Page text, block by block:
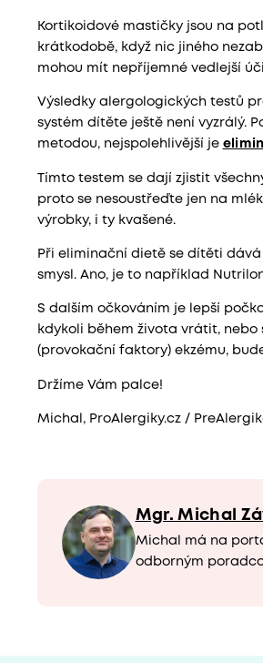
Kortikoidové mastičky jsou na
krátkodobě, když nic jiného
mohou mít nepříjemné vedlejší
Výsledky alergologických testů
systém dítěte ještě není vyzrálý.
metodou, nejspolehlivější je
Tímto testem se dají zjistit
proto se nesoustřeďte jen na
výrobky, i ty kvašené.
Při eliminační dietě se dítěti
smysl. Ano, je to například
S dalším očkováním je lepší
kdykoli během života vrátit, nebo
(provokační faktory) ekzému,
Držíme Vám palce!
Michal, ProAlergiky.cz /
Mgr. Michal
Michal má na
odborným